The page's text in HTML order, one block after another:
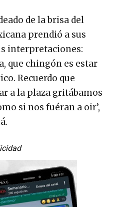
de la brisa del
prendió a sus
interpretaciones:
que chingón es estar
Recuerdo que
a la plaza gritábamos
si nos fuéran a oir’,